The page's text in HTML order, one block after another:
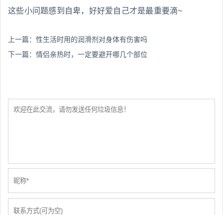
这些小问题感到自卑，好好爱自己才是最重要滴~
上一篇： 性生活时用的润滑剂对身体有伤害吗
下一篇： 情侣亲热时，一定要避开哪几个部位